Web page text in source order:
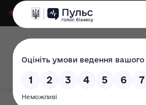
Для слабозорих|